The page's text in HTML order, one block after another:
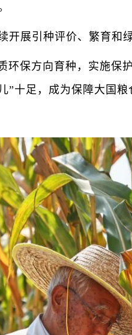
展引种评价、繁育和
方向育种，实施保
十足，成为保障大国粮